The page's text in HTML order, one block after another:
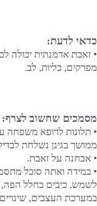
כדאי לדעת:
• זאבת אדמנתית יכולה
מפרקים, כליות, לב.
מסמכים שחשוב לצרף:
• תלונות לרופא משפחה
ממושך בגינן נשלחת
• אבחנה על זאבת.
• במידה ואתה סובל
לשמש, כיבים בחלל הפה,
במערכת העצבים,